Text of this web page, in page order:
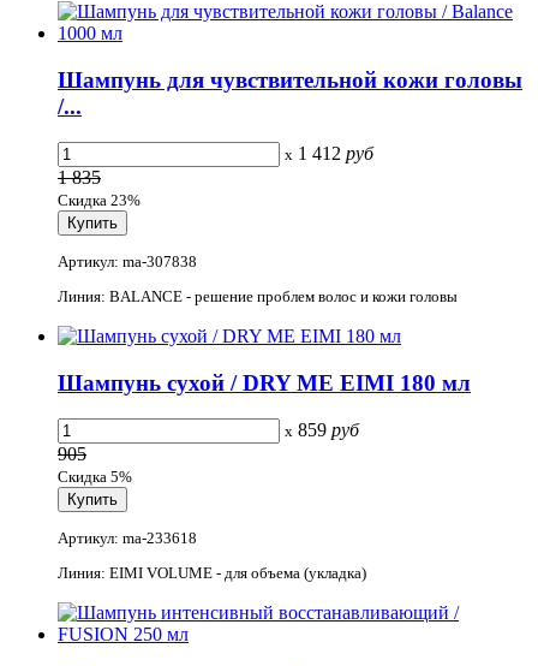
Шампунь для чувствительной кожи головы
/...
x 1 412 руб
1 835
Скидка 23%
Артикул: ma-307838
Линия: BALANCE - решение проблем волос и кожи головы
Шампунь сухой / DRY ME EIMI 180 мл
x 859 руб
905
Скидка 5%
Артикул: ma-233618
Линия: EIMI VOLUME - для объема (укладка)